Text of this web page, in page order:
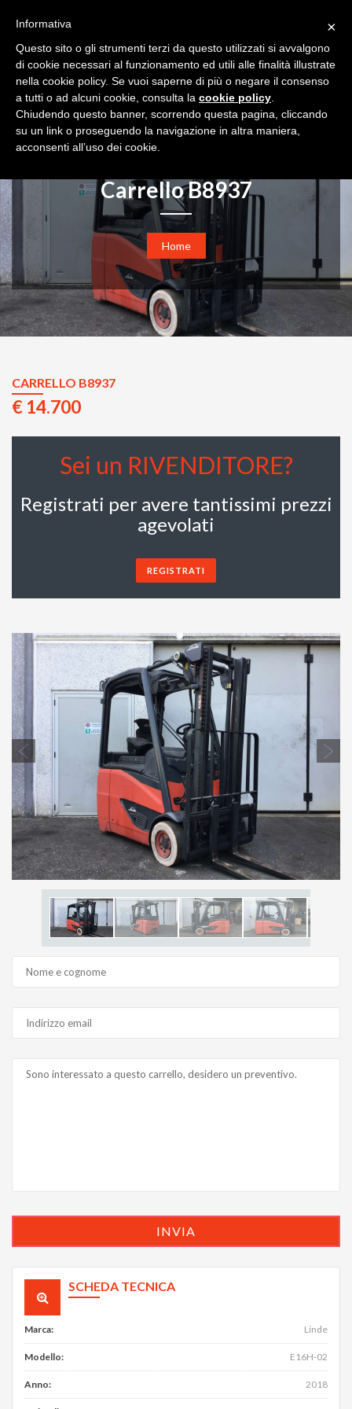
+39 030 36 21 22
Carrello B8937
Home
CARRELLO B8937
€ 14.700
Sei un RIVENDITORE?
Registrati per avere tantissimi prezzi
agevolati
REGISTRATI
Previous Next
SCHEDA TECNICA
Marca: Linde
Modello: E16H-02
Anno: 2018
×
Informativa
Questo sito o gli strumenti terzi da questo utilizzati si avvalgono
di cookie necessari al funzionamento ed utili alle finalità illustrate
nella cookie policy. Se vuoi saperne di più o negare il consenso
a tutti o ad alcuni cookie, consulta la cookie policy
Chiudendo questo banner, scorrendo questa pagina, cliccando
su un link o proseguendo la navigazione in altra maniera,
acconsenti all’uso dei cookie.